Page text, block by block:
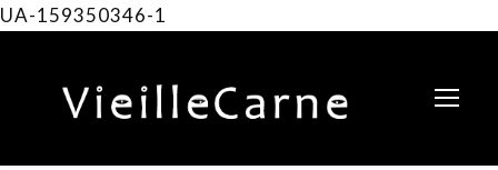
UA-159350346-1